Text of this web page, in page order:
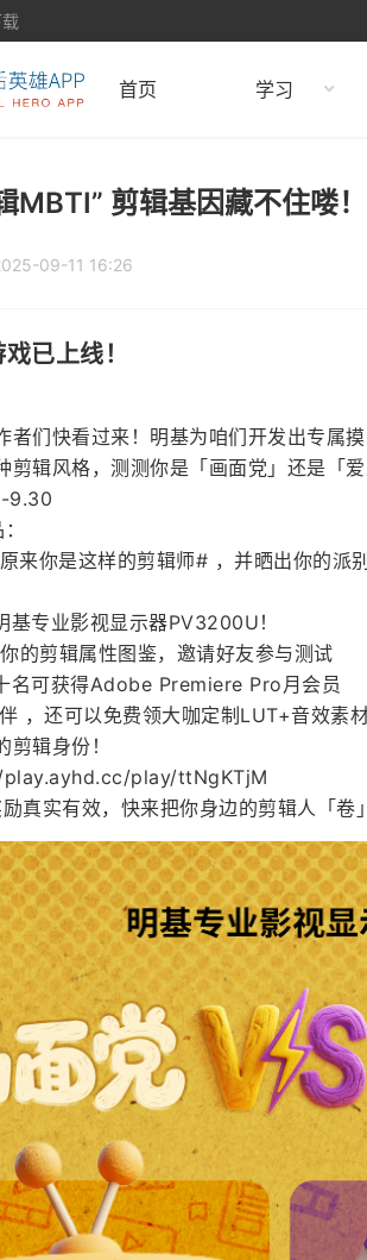
首页 学习
MBTI” 剪辑基因藏不住喽！
09-11 16:26
已上线！
者们快看过来！明基为咱们开发出专属
剪辑风格，测测你是「画面党」还是「爱
9.30
你是这样的剪辑师# ，并晒出你的派
专业影视显示器PV3200U！
的剪辑属性图鉴，邀请好友参与测试
名可获得Adobe Premiere Pro月会员
，还可以免费领大咖定制LUT+音效素材
辑身份！
play/ttNgKTjM
真实有效，快来把你身边的剪辑人「卷